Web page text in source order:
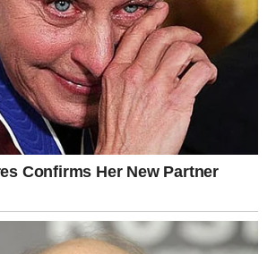
Sudbina vam priprema iznenađenje u
a ono što je najlepše jeste činjenica
zadovoljni, ispunjeni i sa mnogo
Nećete biti razočarani.